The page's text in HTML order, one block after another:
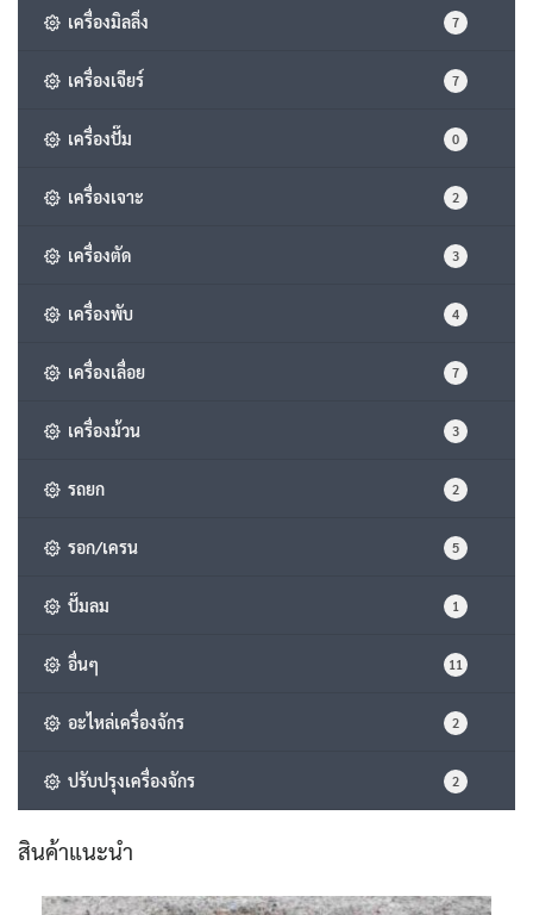
เครื่องมิลลิ่ง 7
เครื่องเจียร์ 7
เครื่องปั๊ม 0
เครื่องเจาะ 2
เครื่องตัด 3
เครื่องพับ 4
เครื่องเลื่อย 7
เครื่องม้วน 3
รถยก 2
รอก/เครน 5
ปั๊มลม 1
อื่นๆ 11
อะไหล่เครื่องจักร 2
ปรับปรุงเครื่องจักร 2
สินค้าแนะนำ